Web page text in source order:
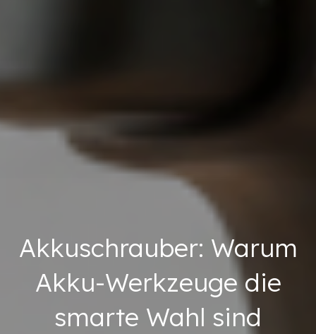
Akkuschrauber: Warum
Akku-Werkzeuge die
smarte Wahl sind